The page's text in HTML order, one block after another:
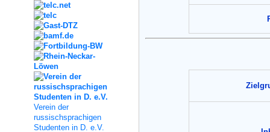
Verein der
russischsprachigen
Studenten in D. e.V.